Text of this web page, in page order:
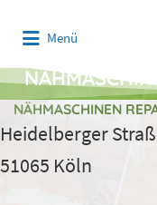
Menü
NÄHMASCHINEN
Heidelberger
51065 Köln